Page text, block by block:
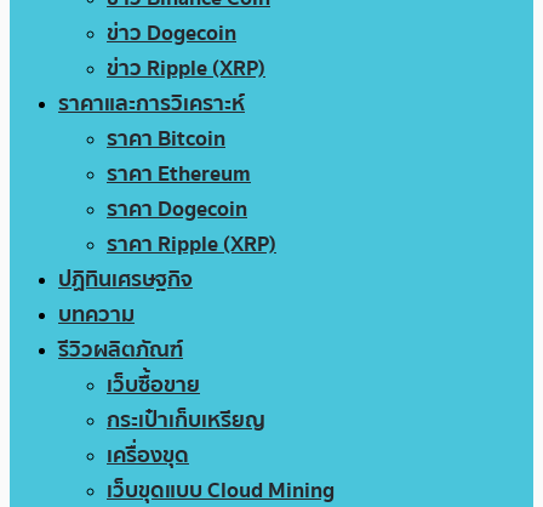
ข่าว Dogecoin
ข่าว Ripple (XRP)
ราคาและการวิเคราะห์
ราคา Bitcoin
ราคา Ethereum
ราคา Dogecoin
ราคา Ripple (XRP)
ปฏิทินเศรษฐกิจ
บทความ
รีวิวผลิตภัณฑ์
เว็บซื้อขาย
กระเป๋าเก็บเหรียญ
เครื่องขุด
เว็บขุดแบบ Cloud Mining